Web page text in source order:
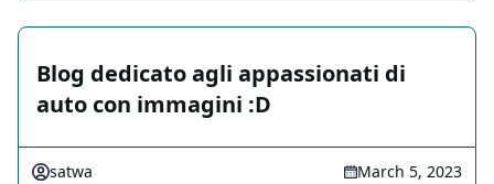
Blog dedicato agli appassionati di
auto con immagini :D
satwa March 5, 2023